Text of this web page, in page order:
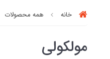
خانه همه محصولات
مولکولی